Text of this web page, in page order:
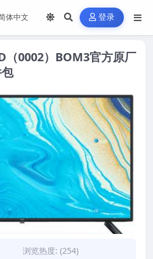
登录
（0002）BOM3官方原厂
浏览热度: (254)